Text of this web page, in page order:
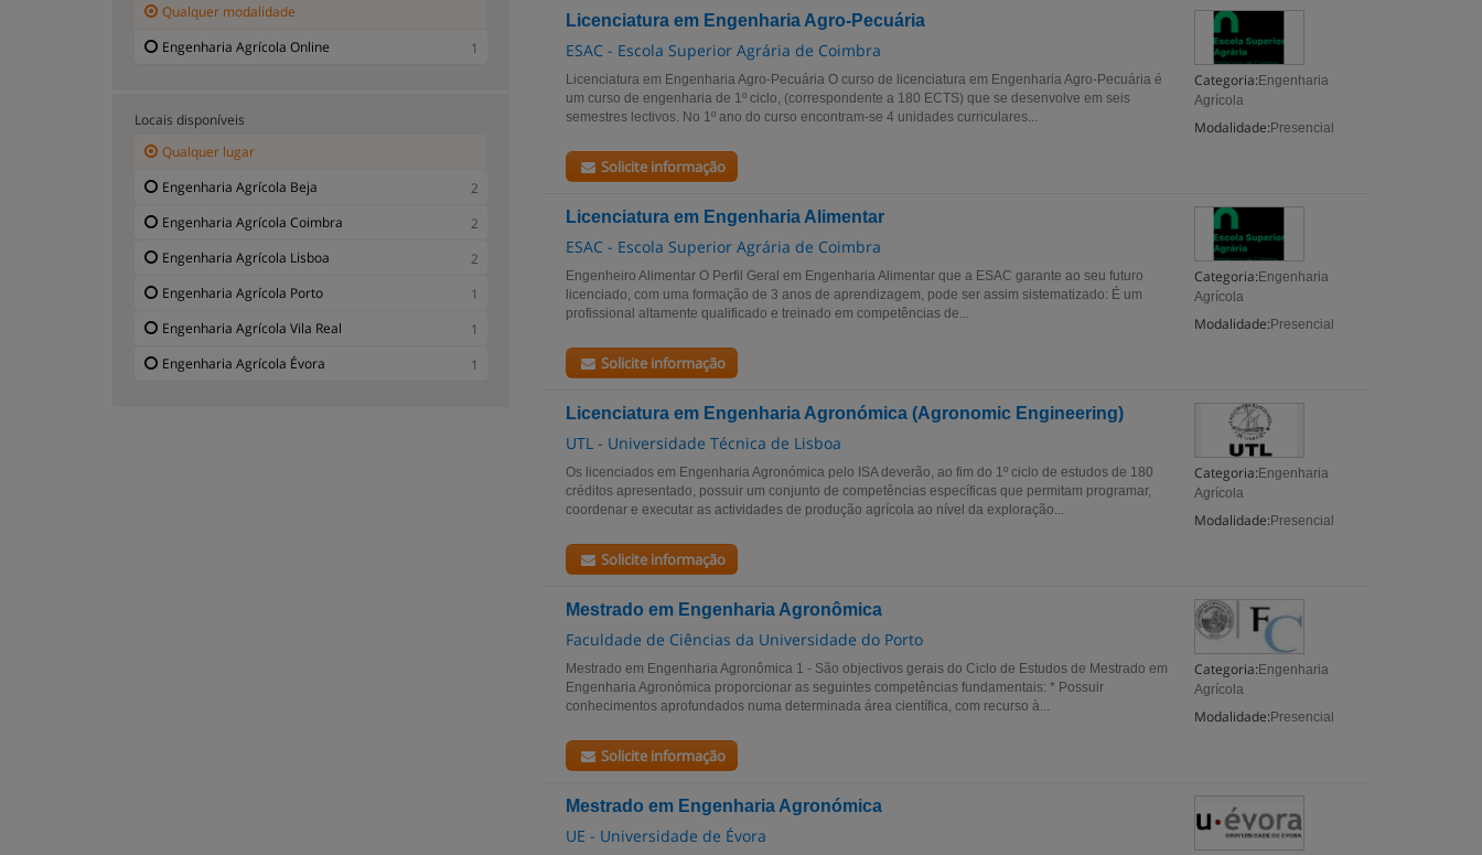
Licenciatura em Engenharia Agro-Pecuária
ESAC - Escola Superior Agrária de Coimbra
Categoria: Engenharia
Agrícola
Modalidade: Presencial
Licenciatura em Engenharia Agro-Pecuária O curso de licenciatura em Engenharia Agro-Pecuária é
um curso de engenharia de 1º ciclo, (correspondente a 180 ECTS) que se desenvolve em seis
semestres lectivos. No 1º ano do curso encontram-se 4 unidades curriculares...
Solicite informação
Licenciatura em Engenharia Alimentar
ESAC - Escola Superior Agrária de Coimbra
Categoria: Engenharia
Agrícola
Modalidade: Presencial
Engenheiro Alimentar O Perfil Geral em Engenharia Alimentar que a ESAC garante ao seu futuro
licenciado, com uma formação de 3 anos de aprendizagem, pode ser assim sistematizado: É um
profissional altamente qualificado e treinado em competências de...
Solicite informação
Licenciatura em Engenharia Agronómica (Agronomic Engineering)
UTL - Universidade Técnica de Lisboa
Categoria: Engenharia
Agrícola
Modalidade: Presencial
Os licenciados em Engenharia Agronómica pelo ISA deverão, ao fim do 1º ciclo de estudos de 180
créditos apresentado, possuir um conjunto de competências específicas que permitam programar,
coordenar e executar as actividades de produção agrícola ao nível da exploração...
Solicite informação
Mestrado em Engenharia Agronômica
Faculdade de Ciências da Universidade do Porto
Categoria: Engenharia
Agrícola
Modalidade: Presencial
Mestrado em Engenharia Agronômica 1 - São objectivos gerais do Ciclo de Estudos de Mestrado em
Engenharia Agronómica proporcionar as seguintes competências fundamentais: * Possuir
conhecimentos aprofundados numa determinada área científica, com recurso à...
Solicite informação
Mestrado em Engenharia Agronómica
UE - Universidade de Évora
Qualquer modalidade
Engenharia Agrícola Online
1
Locais disponíveis
Qualquer lugar
Engenharia Agrícola Beja
2
Engenharia Agrícola Coimbra
2
Engenharia Agrícola Lisboa
2
Engenharia Agrícola Porto
1
Engenharia Agrícola Vila Real
1
Engenharia Agrícola Évora
1